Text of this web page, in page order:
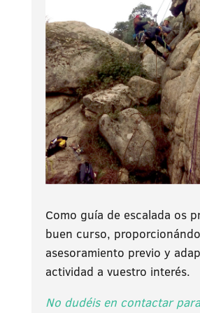
Como guía de escalada os
buen curso,
asesoramiento previo y
actividad a vuestro interés.
No dudéis en contactar